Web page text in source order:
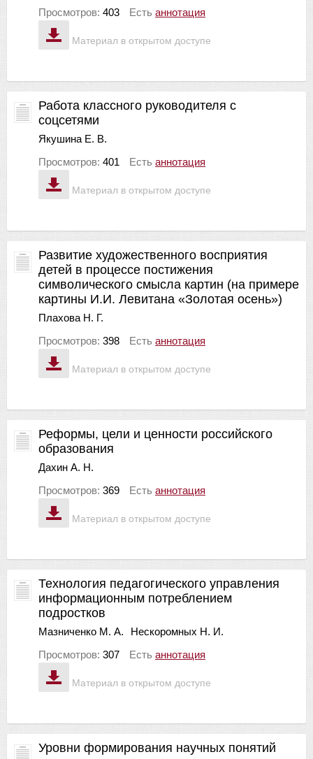
Материал в открытом доступе
Просмотров: 403 Есть аннотация
Материал в открытом доступе
Работа классного руководителя с
соцсетями
Якушина Е. В.
Просмотров: 401 Есть аннотация
Материал в открытом доступе
Развитие художественного восприятия
детей в процессе постижения
символического смысла картин (на примере
картины И.И. Левитана «Золотая осень»)
Плахова Н. Г.
Просмотров: 398 Есть аннотация
Материал в открытом доступе
Реформы, цели и ценности российского
образования
Дахин А. Н.
Просмотров: 369 Есть аннотация
Материал в открытом доступе
Технология педагогического управления
информационным потреблением
подростков
Мазниченко М. А.
Нескоромных Н. И.
Просмотров: 307 Есть аннотация
Уровни формирования научных понятий